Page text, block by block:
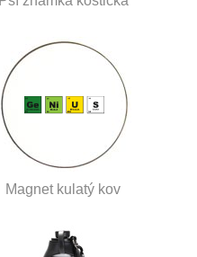
Magnet kulatý kov